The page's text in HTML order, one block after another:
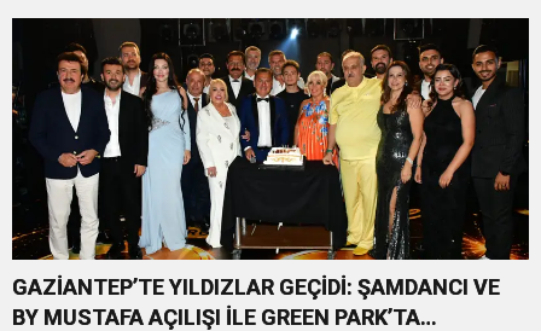
GAZİANTEP’TE YILDIZLAR GEÇİDİ: ŞAMDANCI VE
BY MUSTAFA AÇILIŞI İLE GREEN PARK’TA